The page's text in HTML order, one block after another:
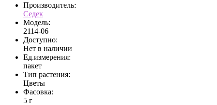
Производитель:
Седек
Модель:
2114-06
Доступно:
Нет в наличии
Ед.измерения:
пакет
Тип растения:
Цветы
Фасовка:
5 г